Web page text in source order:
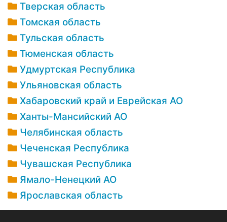
Тверская область
Томская область
Тульская область
Тюменская область
Удмуртская Республика
Ульяновская область
Хабаровский край и Еврейская АО
Ханты-Мансийский АО
Челябинская область
Чеченская Республика
Чувашская Республика
Ямало-Ненецкий АО
Ярославская область